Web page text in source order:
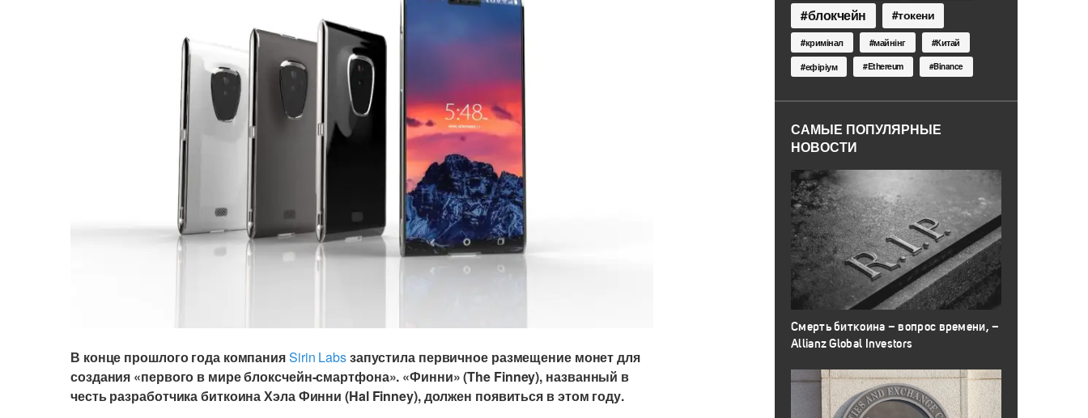
В конце прошлого года компанияSirin Labsзапустила первичное размещение монет для
создания «первого в мире блоксчейн-смартфона». «Финни» (The Finney), названный в
честь разработчика биткоина Хэла Финни (Hal Finney), должен появиться в этом году.
блокчейн токени
кримінал майнінг
Китай
ефіріум
Ethereum Binance
САМЫЕ ПОПУЛЯРНЫЕ
НОВОСТИ
Смерть биткоина – вопрос времени, –
Allianz Global Investors